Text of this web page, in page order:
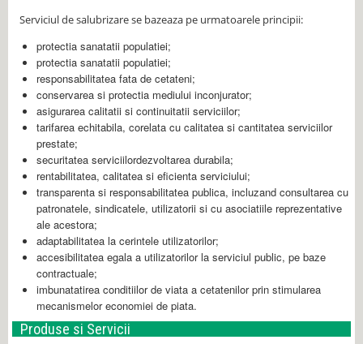
Serviciul de salubrizare se bazeaza pe urmatoarele principii:
protectia sanatatii populatiei;
protectia sanatatii populatiei;
responsabilitatea fata de cetateni;
conservarea si protectia mediului inconjurator;
asigurarea calitatii si continuitatii serviciilor;
tarifarea echitabila, corelata cu calitatea si cantitatea serviciilor
prestate;
securitatea serviciilordezvoltarea durabila;
rentabilitatea, calitatea si eficienta serviciului;
transparenta si responsabilitatea publica, incluzand consultarea cu
patronatele, sindicatele, utilizatorii si cu asociatiile reprezentative
ale acestora;
adaptabilitatea la cerintele utilizatorilor;
accesibilitatea egala a utilizatorilor la serviciul public, pe baze
contractuale;
imbunatatirea conditiilor de viata a cetatenilor prin stimularea
mecanismelor economiei de piata.
Produse si Servicii